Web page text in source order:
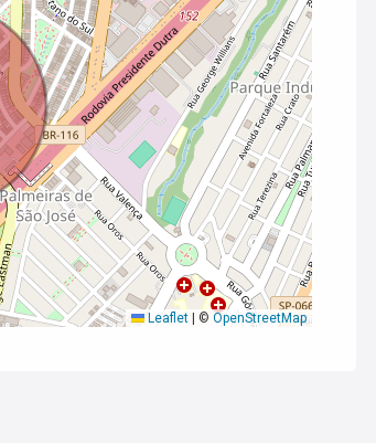
Leaflet © OpenStreetMap